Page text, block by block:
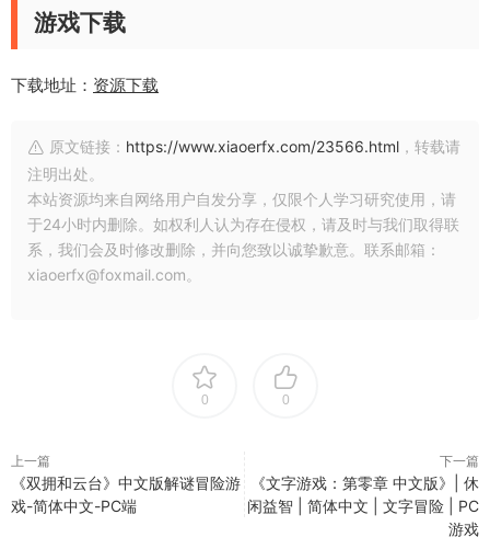
游戏下载
下载地址： 资源下载
原文链接： https://www.xiaoerfx.com/23566.html ，转载请
注明出处。
本站资源均来自网络用户自发分享，仅限个人学习研究使用，请
于24小时内删除。如权利人认为存在侵权，请及时与我们取得联
系，我们会及时修改删除，并向您致以诚挚歉意。联系邮箱：
xiaoerfx@foxmail.com。
0 0
上一篇
《双拥和云台》中文版解谜冒险游
戏-简体中文-PC端
下一篇
《文字游戏：第零章 中文版》| 休
闲益智 | 简体中文 | 文字冒险 | PC
游戏